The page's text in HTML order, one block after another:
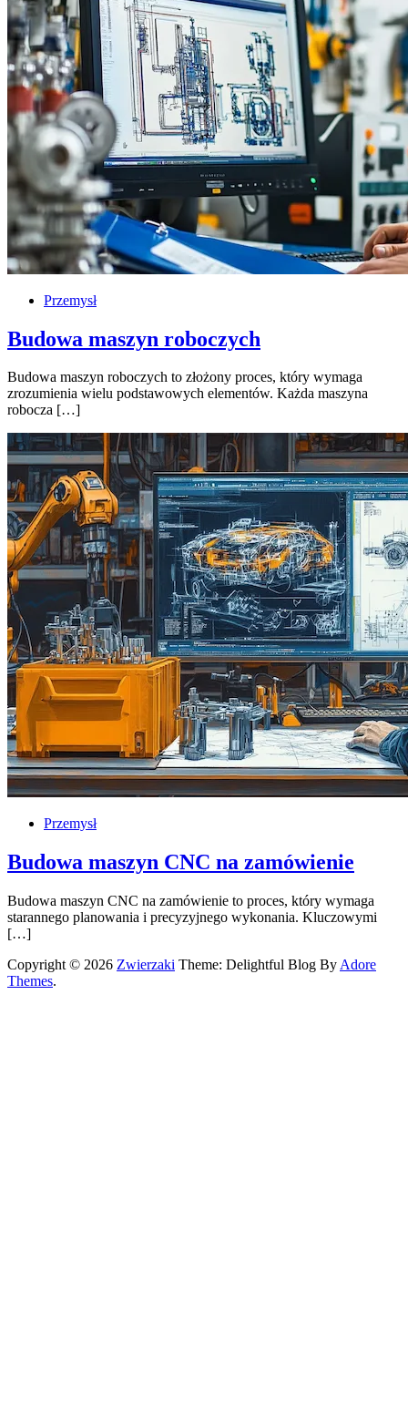
Przemysł
Budowa maszyn roboczych
Budowa maszyn roboczych to złożony proces, który wymaga
zrozumienia wielu podstawowych elementów. Każda maszyna
robocza […]
Przemysł
Budowa maszyn CNC na zamówienie
Budowa maszyn CNC na zamówienie to proces, który wymaga
starannego planowania i precyzyjnego wykonania. Kluczowymi
[…]
Copyright © 2026 Zwierzaki Theme: Delightful Blog By Adore
Themes.